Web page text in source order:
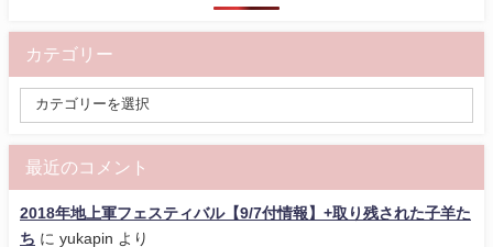
カテゴリー
最近のコメント
2018年地上軍フェスティバル【9/7付情報】+取り残された子羊た
ち に yukapin より